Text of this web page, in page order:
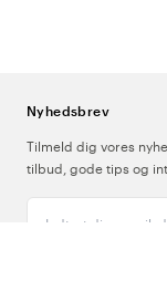
Nyhedsbrev
Tilmeld dig vores
tilbud, gode tips og